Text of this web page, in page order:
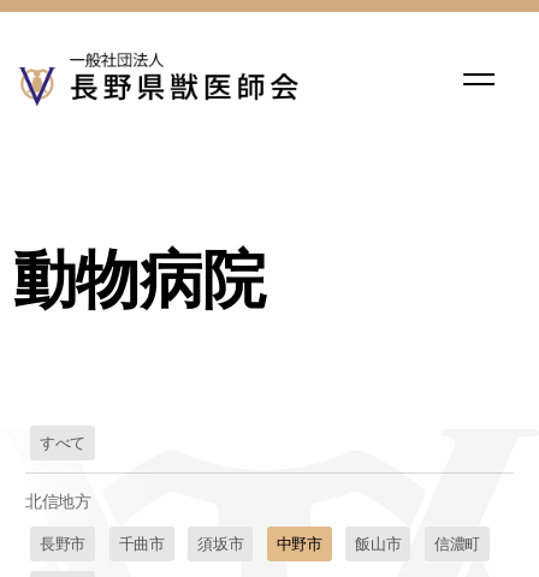
動物病院
すべて
北信地方
長野市 千曲市 須坂市 中野市 飯山市 信濃町